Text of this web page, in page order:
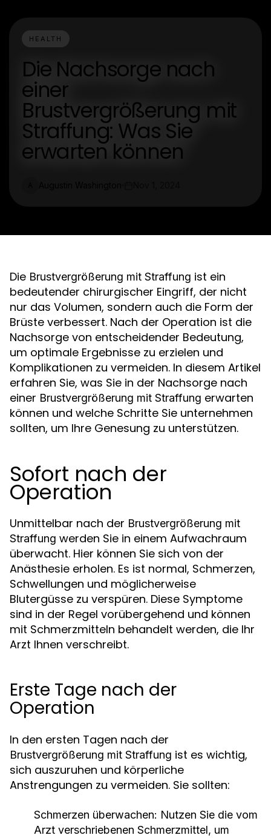
HEALTH
Die Nachsorge nach
einer
Brustvergrößerung mit
Straffung: Was Sie
erwarten können
Die Brustvergrößerung mit Straffung ist ein
bedeutender chirurgischer Eingriff, der nicht
nur das Volumen, sondern auch die Form der
Brüste verbessert. Nach der Operation ist die
Nachsorge von entscheidender Bedeutung,
um optimale Ergebnisse zu erzielen und
Komplikationen zu vermeiden. In diesem Artikel
erfahren Sie, was Sie in der Nachsorge nach
einer Brustvergrößerung mit Straffung erwarten
können und welche Schritte Sie unternehmen
sollten, um Ihre Genesung zu unterstützen.
Sofort nach der
Operation
Unmittelbar nach der Brustvergrößerung mit
Straffung werden Sie in einem Aufwachraum
überwacht. Hier können Sie sich von der
Anästhesie erholen. Es ist normal, Schmerzen,
Schwellungen und möglicherweise
Blutergüsse zu verspüren. Diese Symptome
sind in der Regel vorübergehend und können
mit Schmerzmitteln behandelt werden, die Ihr
Arzt Ihnen verschreibt.
Erste Tage nach der
Operation
In den ersten Tagen nach der
Brustvergrößerung mit Straffung ist es wichtig,
sich auszuruhen und körperliche
Anstrengungen zu vermeiden. Sie sollten:
Schmerzen überwachen: Nutzen Sie die vom
Arzt verschriebenen Schmerzmittel, um